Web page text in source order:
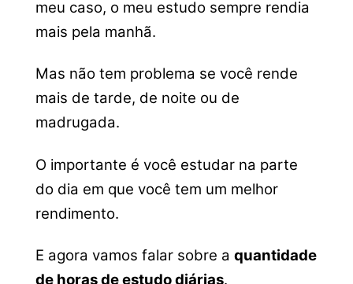
meu caso, o meu estudo sempre rendia
mais pela manhã.
Mas não tem problema se você rende
mais de tarde, de noite ou de
madrugada.
O importante é você estudar na parte
do dia em que você tem um melhor
rendimento.
E agora vamos falar sobre a quantidade
de horas de estudo diárias.